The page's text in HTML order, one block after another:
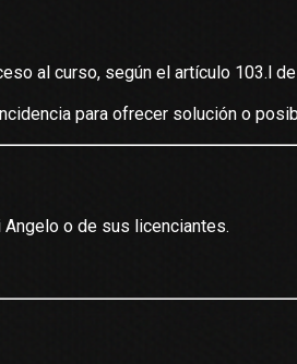
al curso, según el artículo 103.l
para ofrecer solución o
o de sus licenciantes.